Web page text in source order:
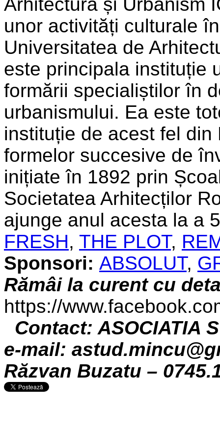
unor activități culturale
Universitatea de
este principala instituție
formării specialiștilor în
urbanismului. Ea este
instituție de acest fel
formelor succesive de
inițiate în 1892 prin
Societatea Arhitecților
ajunge anul acesta la
FRESH, THE PLOT,
Sponsori: ABSOLUT,
Rămâi la curent cu
https://
Contact: ASOCIATIA
e-mail:
Răzvan Buzatu –